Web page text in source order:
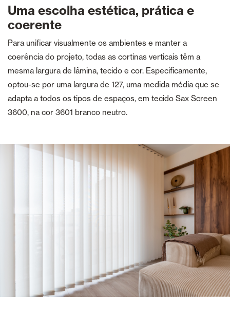
Uma escolha estética, prática e
coerente
Para unificar visualmente os ambientes e manter a
coerência do projeto, todas as cortinas verticais têm a
mesma largura de lâmina, tecido e cor. Especificamente,
optou-se por uma largura de 127, uma medida média que se
adapta a todos os tipos de espaços, em tecido Sax Screen
3600, na cor 3601 branco neutro.